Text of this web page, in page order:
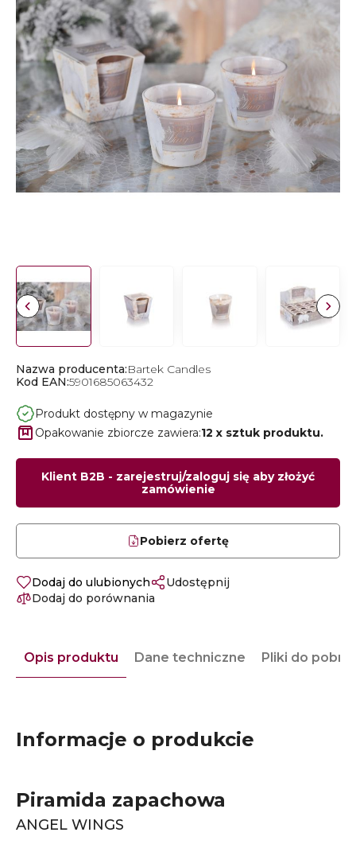
Nazwa producenta:Bartek Candles
Kod EAN:5901685063432
Produkt dostępny w magazynie
Opakowanie zbiorcze zawiera:12 x sztuk produktu.
Klient B2B - zarejestruj/zaloguj się aby złożyć
zamówienie
Pobierz ofertę
Dodaj do ulubionych
Udostępnij
Dodaj do porównania
Opis produktu Dane techniczne Pliki do
Informacje o produkcie
Piramida zapachowa
ANGEL WINGS